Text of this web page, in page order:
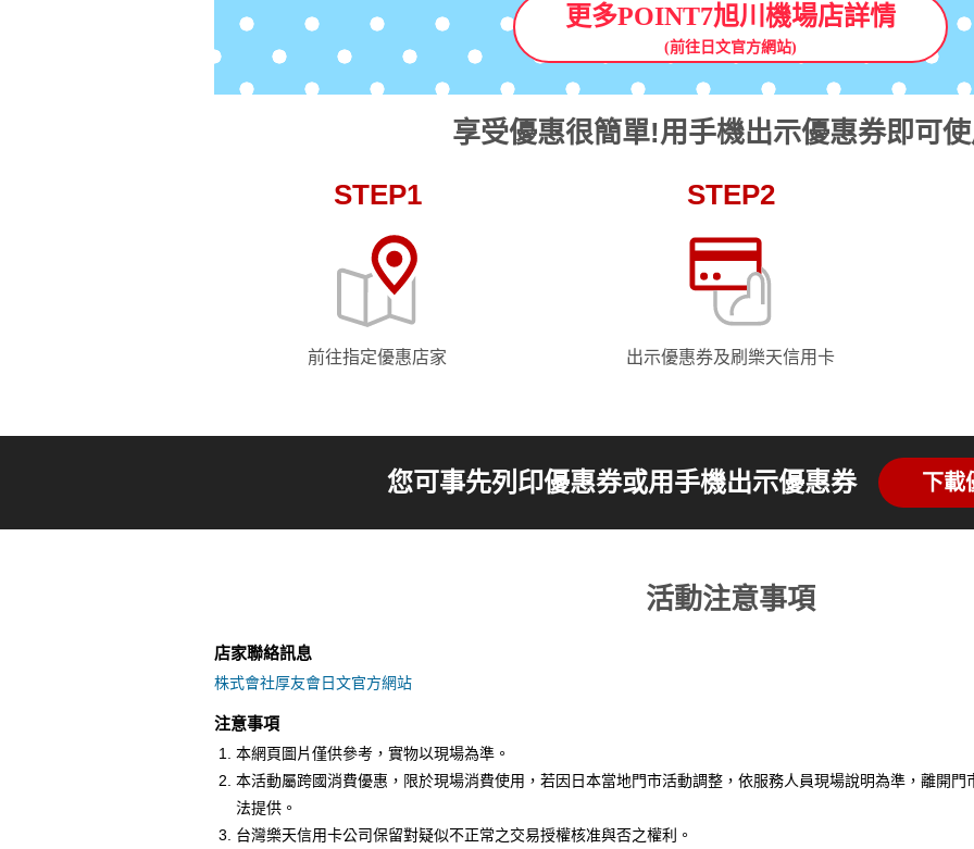
更多POINT7旭川機場店詳情
(前往日文官方網站)
享受優惠很簡單!用手機出示優惠券即可
STEP1
前往指定優惠店家
STEP2
出示優惠券及刷樂天信用卡
您可事先列印優惠券或用手機出示優惠券 下載
活動注意事項
店家聯絡訊息
株式會社厚友會日文官方網站
注意事項
本網頁圖片僅供參考，實物以現場為準。
本活動屬跨國消費優惠，限於現場消費使用，若因日本當地門市活動調整，依服務人員現場說明為準，離開
法提供。
台灣樂天信用卡公司保留對疑似不正常之交易授權核准與否之權利。